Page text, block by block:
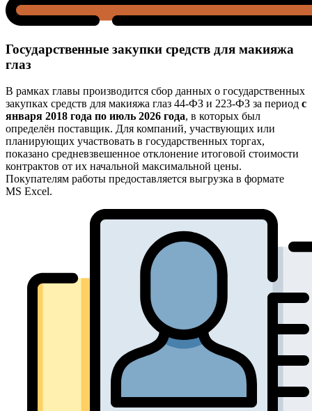
Государственные закупки средств для макияжа
глаз
В рамках главы производится сбор данных о государственных
закупках средств для макияжа глаз 44-ФЗ и 223-ФЗ за период с
января 2018 года по июль 2026 года, в которых был
определён поставщик. Для компаний, участвующих или
планирующих участвовать в государственных торгах,
показано средневзвешенное отклонение итоговой стоимости
контрактов от их начальной максимальной цены.
Покупателям работы предоставляется выгрузка в формате
MS Excel.